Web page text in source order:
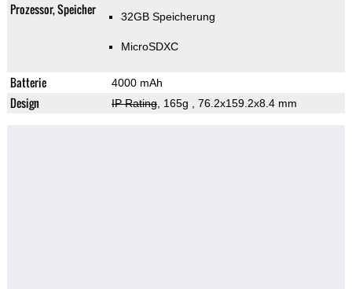
Prozessor, Speicher 32GB Speicherung
MicroSDXC
Batterie 4000 mAh
Design IP Rating, 165g , 76.2x159.2x8.4 mm